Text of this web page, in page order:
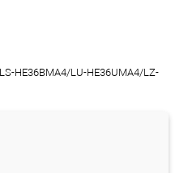
HE36BMA4/LU-HE36UMA4/LZ-